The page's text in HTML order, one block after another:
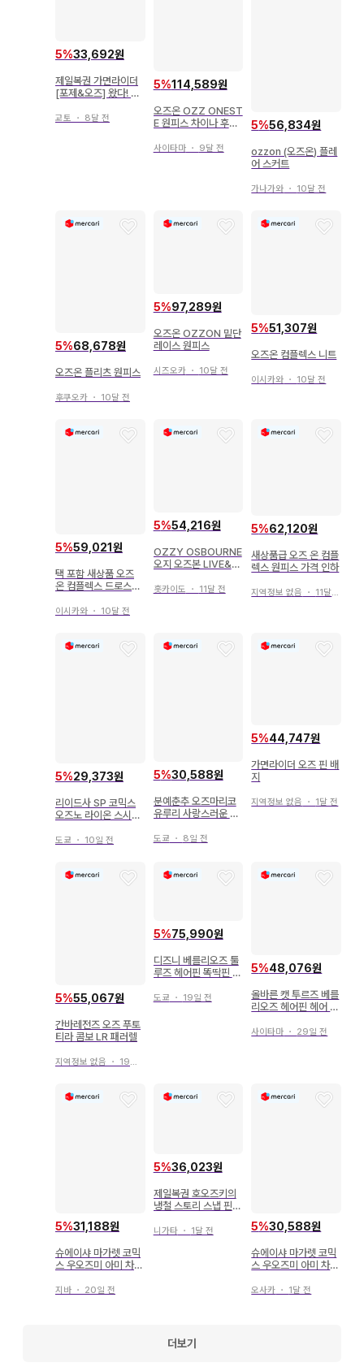
5%33,692원
제일복권 가면라이더
[포제&오즈] 왔다! 편
교토 ・ 8달 전
5%114,589원
오즈온 OZZ ONEST
E 원피스 차이나 후드
사이타마・ 9달 전
5%56,834원
ozzon (오즈온) 플레
어 스커트
가나가와 ・ 10달 전
5%68,678원
오즈온 플리츠 원피스
후쿠오카 ・ 10달 전
5%97,289원
오즈온 OZZON 밑단
레이스 원피스
시즈오카・ 10달 전
5%51,307원
오즈온 컴플렉스 니트
이시카와 ・ 10달 전
5%59,021원
택 포함 새상품 오즈
온 컴플렉스 드로스트
이시카와 ・ 10달 전
5%54,216원
OZZY OSBOURNE
오지 오즈본 LIVE&L
홋카이도 ・ 11달 전
5%62,120원
새상품급 오즈 온 컴플
렉스 원피스 가격 인하
지역정보 없음 ・ 11달 전
5%29,373원
리이드사 SP 코믹스
오즈노 라이온 스시긴
도쿄 ・ 10일 전
5%30,588원
분예춘추 오즈마리코
유루리 사랑스러운 혼
도쿄 ・ 8일 전
5%44,747원
가면라이더 오즈 핀 배
지
지역정보 없음 ・ 1달 전
5%55,067원
간바레전즈 오즈 푸토
티라 콤보 LR 패러렐
지역정보 없음 ・ 19일 전
5%75,990원
디즈니 베를리오즈 툴
루즈 헤어핀 똑딱핀 2
도쿄 ・ 19일 전
5%48,076원
올바른 캣 투르즈 베를
리오즈 헤어핀 헤어 클
사이타마 ・ 29일 전
5%31,188원
슈에이샤 마가렛 코믹
스 우오즈미 아미 차갑
지바 ・ 20일 전
5%36,023원
제일복권 호오즈키의
냉철 스토리 스냅 핀즈
쿠
니가타・ 1달 전 5%30,588원
슈에이샤 마가렛 코믹
스 우오즈미 아미 차갑
오사카 ・ 1달 전
더보기